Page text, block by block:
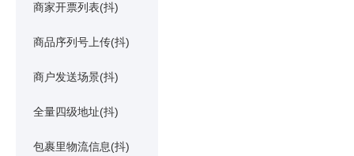
商家开票列表(抖)
商品序列号上传(抖)
商户发送场景(抖)
全量四级地址(抖)
包裹里物流信息(抖)